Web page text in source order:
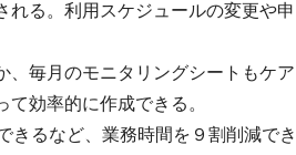
れる。利用スケジュールの変更や申
毎月のモニタリングシートもケア
効率的に作成できる。
るなど、業務時間を９割削減でき